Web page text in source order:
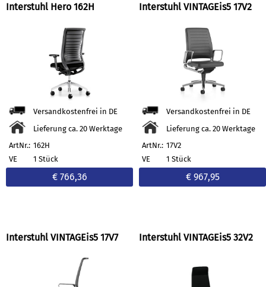
Interstuhl Hero 162H
Versandkostenfrei in DE
Lieferung ca. 20 Werktage
ArtNr.: 162H
VE
1 Stück
€ 766,36
Interstuhl VINTAGEis5 17V2
Versandkostenfrei in DE
Lieferung ca. 20 Werktage
ArtNr.: 17V2
VE
1 Stück
€ 967,95
Interstuhl VINTAGEis5 17V7 Interstuhl VINTAGEis5 32V2